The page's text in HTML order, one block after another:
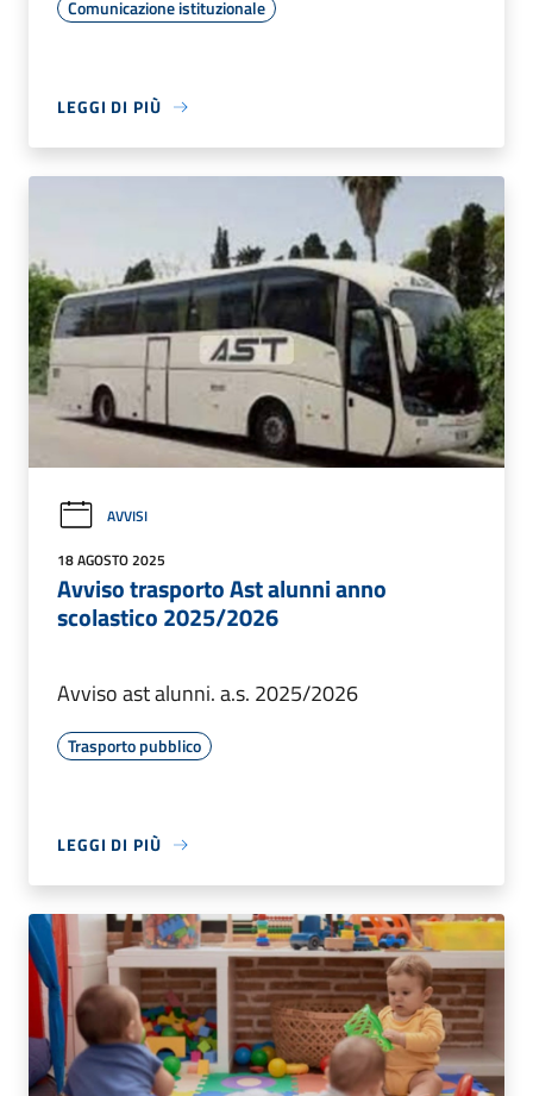
Comunicazione istituzionale
LEGGI DI PIÙ
AVVISI
18 AGOSTO 2025
Avviso trasporto Ast alunni anno
scolastico 2025/2026
Avviso ast alunni. a.s. 2025/2026
Trasporto pubblico
LEGGI DI PIÙ